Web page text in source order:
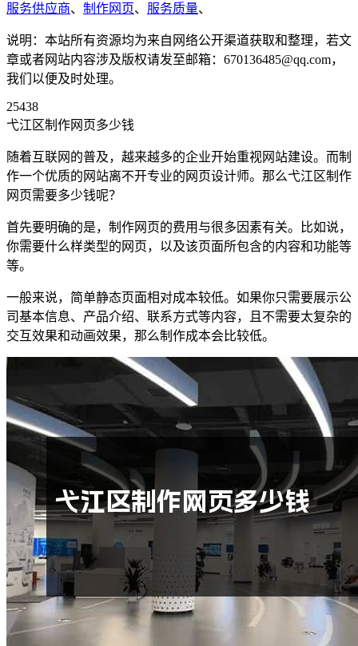
服务供应商、 制作网页、 服务质量、
说明：本站所有资源均为来自网络公开渠道获取和整理，若文
章或者网站内容涉及版权请发至邮箱：670136485@qq.com，
我们以便及时处理。
25438
弋江区制作网页多少钱
随着互联网的普及，越来越多的企业开始重视网站建设。而制
作一个优质的网站离不开专业的网页设计师。那么弋江区制作
网页需要多少钱呢？
首先要明确的是，制作网页的费用与很多因素有关。比如说，
你需要什么样类型的网页，以及该页面所包含的内容和功能等
等。
一般来说，简单静态页面相对成本较低。如果你只需要展示公
司基本信息、产品介绍、联系方式等内容，且不需要太复杂的
交互效果和动画效果，那么制作成本会比较低。